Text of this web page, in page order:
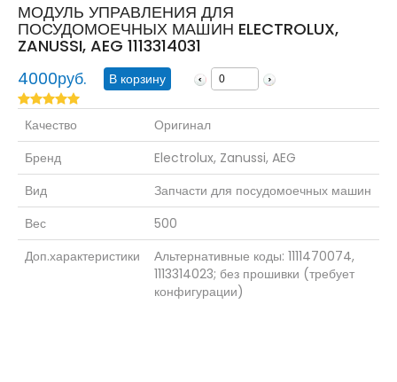
МОДУЛЬ УПРАВЛЕНИЯ ДЛЯ
ПОСУДОМОЕЧНЫХ МАШИН ELECTROLUX,
ZANUSSI, AEG 1113314031
4000руб.
+
-
Качество
Оригинал
Бренд
Electrolux, Zanussi, AEG
Вид
Запчасти для посудомоечных машин
Вес
500
Доп.характеристики
Альтернативные коды: 1111470074,
1113314023; без прошивки (требует
конфигурации)